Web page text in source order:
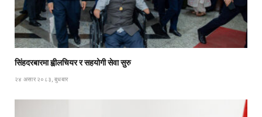
सिंहदरबारमा ह्वीलचियर र सहयोगी सेवा सुरु
२४ असार २०८३, बुधबार